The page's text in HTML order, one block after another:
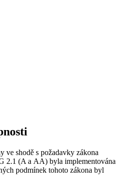
ve shodě s požadavky zákona
2.1 (A a AA) byla implementována
podmínek tohoto zákona byl